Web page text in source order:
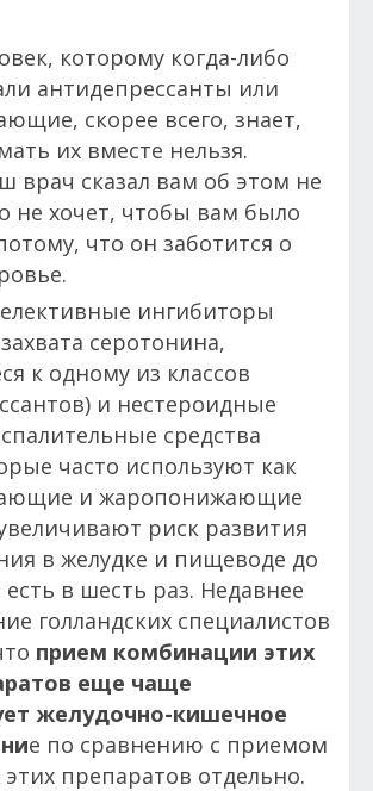
которому когда-либо
антидепрессанты или
скорее всего, знает,
их вместе нельзя.
врач сказал вам об этом не
не хочет, чтобы вам было
что он заботится о
ингибиторы
серотонина,
к одному из классов
и нестероидные
средства
часто используют как
и жаропонижающие
риск развития
в желудке и пищеводе до
есть в шесть раз. Недавнее
голландских специалистов
прием комбинации этих
еще чаще
желудочно-кишечное
е по сравнению с приемом
этих препаратов отдельно.